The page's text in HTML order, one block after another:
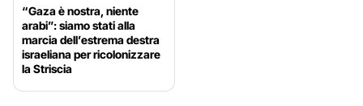
“Gaza è nostra, niente
arabi”: siamo stati alla
marcia dell’estrema destra
israeliana per ricolonizzare
la Striscia